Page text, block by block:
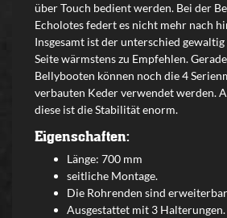
über Touch bedient werden. Bei der
Echolotes federt es nicht mehr nach
Insgesamt ist der unterschied
Seite wärmstens zu Empfehlen.
Bellybooten können noch die 4
verbauten Keder verwendet werden.
diese ist die Stabilität enorm.
Eigenschaften:
Länge: 700 mm
seitliche Montage.
Die Rohrenden sind
Ausgestattet mit 3 Halterungen.